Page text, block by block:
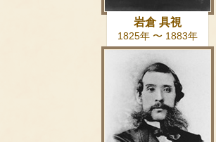
岩倉 具視
1825年 〜 1883年